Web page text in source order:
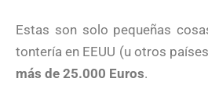
Estas son solo pequeñas
tontería en EEUU (u otros
más de 25.000 Euros.